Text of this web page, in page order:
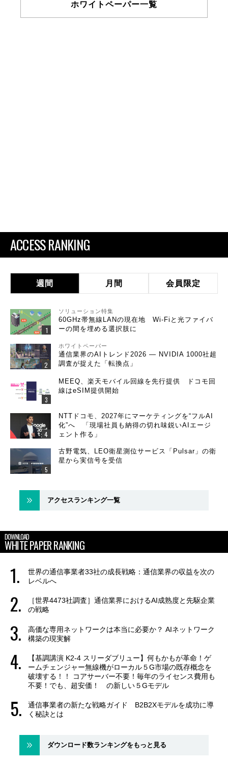
ホワイトペーパー一覧
ACCESS RANKING
週間 月間 会員限定
ソリューション特集
60GHz帯無線LANの現在地 Wi-Fiと光ファイバ
ーの間を埋める選択肢に
ホワイトペーパー
通信業界のAIトレンド2026 ― NVIDIA 1000社超
調査が捉えた「転換点」
MEEQ、楽天モバイル回線を先行提供 ドコモ回
線はeSIM提供開始
NTTドコモ、2027年にマーケティングを“フルAI
化”へ 「現場社員も納得の切れ味鋭いAIエージ
ェント作る」
古野電気、LEO衛星測位サービス「Pulsar」の衛
星から実信号を受信
アクセスランキング一覧
DOWNLOAD
WHITE PAPER RANKING
世界の通信事業者33社の成長戦略：通信業界の収益を次の
レベルへ
［世界4473社調査］通信業界におけるAI成熟度と先駆企業
の戦略
高価な専用ネットワークは本当に必要か？ AIネットワーク
構築の現実解
【基調講演 K2-4 スリーダブリュー】何もかもが革命！ゲ
ームチェンジャー無線機がローカル５G市場の既存概念を
破壊する！！ コアサーバー不要！毎年のライセンス費用も
不要！でも、超安価！ の新しい５Gモデル
通信事業者の新たな戦略ガイド B2B2Xモデルを成功に導
く秘訣とは
ダウンロード数ランキングをもっと見る